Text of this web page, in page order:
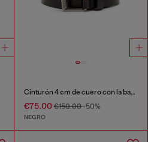
Cinturón 4 cm de cuero con la bandera del quinto bolsillo
€75.00€150.00-50%
NEGRO